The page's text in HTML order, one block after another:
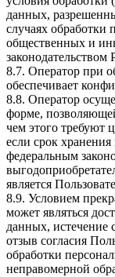
данных,
случаях обработки
общественных и
законодательством
8.7. Оператор при
обеспечивает
8.8. Оператор
форме,
чем этого требуют
если срок
федеральным
является
8.9. Условием
может являться
данных, истечение
отзыв согласия
обработки
неправомерной